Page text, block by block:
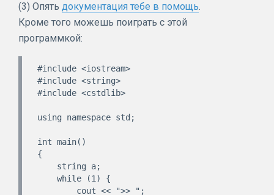
(3) Опять документация тебе в помощь.
Кроме того можешь поиграть с этой
программкой:
#include <iostream>
#include <string>
#include <cstdlib>
using namespace std;
int main()
{